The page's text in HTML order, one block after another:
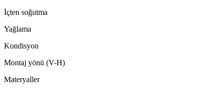
İçten soğutma
Yağlama
Kondisyon
Montaj yönü (V-H)
Materyaller